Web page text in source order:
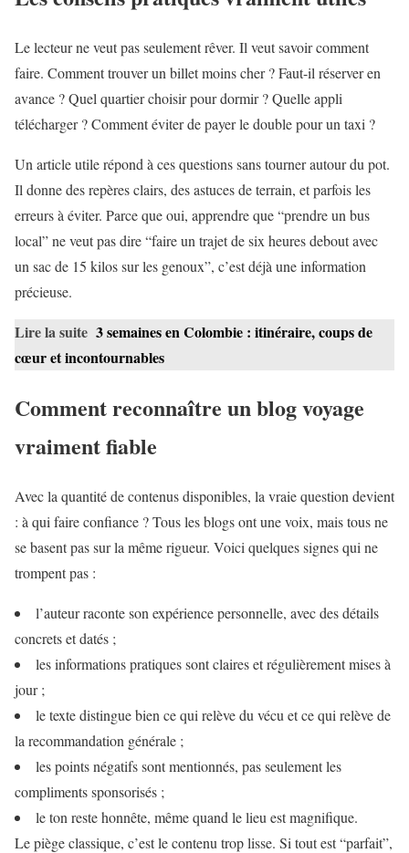
Le lecteur ne veut pas seulement rêver. Il veut savoir comment
faire. Comment trouver un billet moins cher ? Faut-il réserver en
avance ? Quel quartier choisir pour dormir ? Quelle appli
télécharger ? Comment éviter de payer le double pour un taxi ?
Un article utile répond à ces questions sans tourner autour du pot.
Il donne des repères clairs, des astuces de terrain, et parfois les
erreurs à éviter. Parce que oui, apprendre que “prendre un bus
local” ne veut pas dire “faire un trajet de six heures debout avec
un sac de 15 kilos sur les genoux”, c’est déjà une information
précieuse.
Lire la suite 3 semaines en Colombie : itinéraire, coups de
cœur et incontournables
Comment reconnaître un blog voyage
vraiment fiable
Avec la quantité de contenus disponibles, la vraie question devient
: à qui faire confiance ? Tous les blogs ont une voix, mais tous ne
se basent pas sur la même rigueur. Voici quelques signes qui ne
trompent pas :
l’auteur raconte son expérience personnelle, avec des détails
concrets et datés ;
les informations pratiques sont claires et régulièrement mises à
jour ;
le texte distingue bien ce qui relève du vécu et ce qui relève de
la recommandation générale ;
les points négatifs sont mentionnés, pas seulement les
compliments sponsorisés ;
le ton reste honnête, même quand le lieu est magnifique.
Le piège classique, c’est le contenu trop lisse. Si tout est “parfait”,